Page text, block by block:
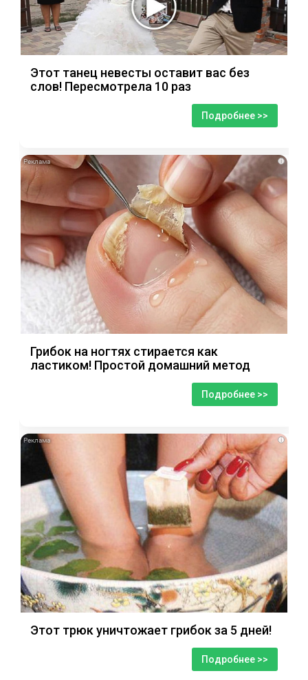
Этот танец невесты оставит вас без
слов! Пересмотрела 10 раз
Подробнее >>
i
Грибок на ногтях стирается как
ластиком! Простой домашний метод
Подробнее >>
i
Этот трюк уничтожает грибок за 5 дней!
Подробнее >>